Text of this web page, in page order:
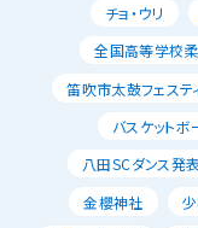
チョ・ウリ
全国高等学校
笛吹市太鼓フェステ
バスケットボ
八田SCダンス発
金櫻神社